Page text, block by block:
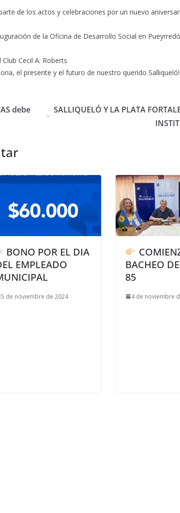
de los actos y celebraciones por un nuevo
de la Oficina de Desarrollo Social en
Cecil A. Roberts
el presente y el futuro de nuestro querido Salliqueló!
debe
SALLIQUELÓ Y LA PLATA
BONO POR EL DIA
EMPLEADO
5 de noviembre de 2024
BACHEO
85
4 de noviembre